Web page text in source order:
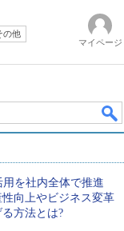
の他
マイページ
を社内全体で推進
性向上やビジネス変革
方法とは?